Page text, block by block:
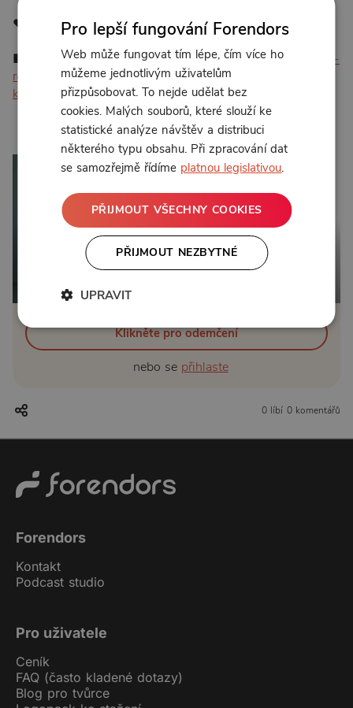
❤️ S láskou Martin
■ WEB EPIZODY:https://gayguys.cz/aktualne/epizoda-91-
rekni-to-nahlas-coming-out-a-homofobie-zkusenosti-
ktere-meni-zivot/
4:17
Klikněte pro odemčení
nebo se přihlaste
0 líbí 0 komentářů
Forendors
Kontakt
Podcast studio
Pro uživatele
Ceník
FAQ (často kladené dotazy)
Blog pro tvůrce
Pro lepší fungování Forendors
Web může fungovat tím lépe, čím více ho
můžeme jednotlivým uživatelům
přizpůsobovat. To nejde udělat bez
cookies. Malých souborů, které slouží ke
statistické analýze návštěv a distribuci
některého typu obsahu. Při zpracování dat
se samozřejmě řídíme platnou legislativou.
PŘIJMOUT VŠECHNY COOKIES
PŘIJMOUT NEZBYTNÉ
UPRAVIT